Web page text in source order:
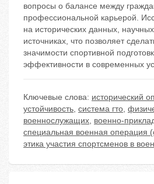
вопросы о балансе между
профессиональной карьерой.
на исторических данных,
источниках, что позволяет
значимости спортивной
эффективности в современных
Ключевые слова: исторический
устойчивость, система гто,
военнослужащих, военно-
специальная военная операция
этика участия спортсменов в